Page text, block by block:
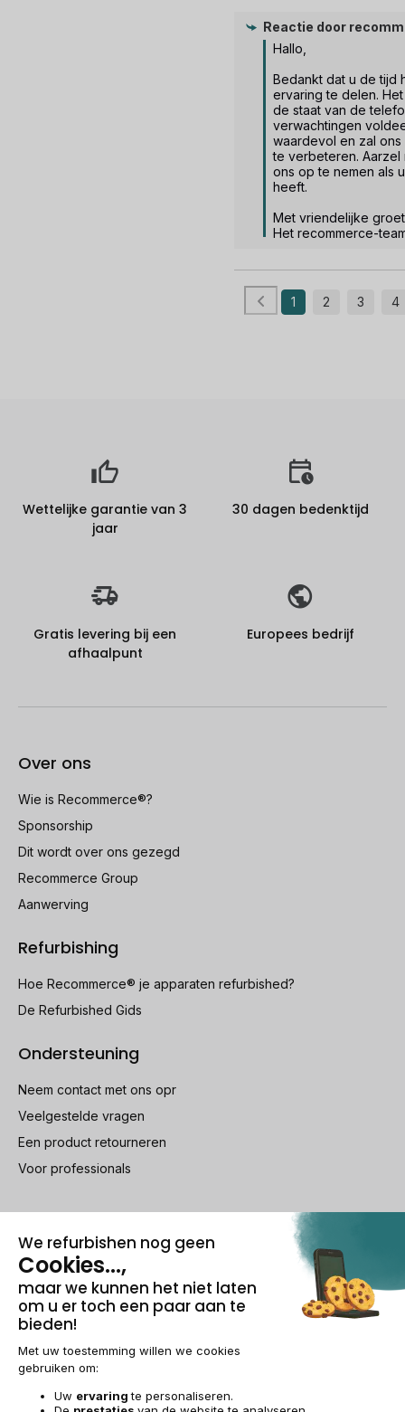
Reactie door
Hallo,
Bedankt dat u de tijd
ervaring te delen.
de staat van de
verwachtingen
waardevol en zal
te verbeteren. Aarzel
ons op te nemen als
heeft.
Met vriendelijke
Het recommerce-
1 2 3 4
Wettelijke garantie van 3
jaar
30 dagen bedenktijd
Gratis levering bij een
afhaalpunt
Europees bedrijf
Over ons
Wie is Recommerce®?
Sponsorship
Dit wordt over ons gezegd
Recommerce Group
Aanwerving
Refurbishing
Hoe Recommerce® je apparaten refurbished?
De Refurbished Gids
Ondersteuning
Neem contact met ons opr
Veelgestelde vragen
Een product retourneren
Voor professionals
100% beveiligde betaling
Wettelijke vermeldingen & AGBeheer van cookies
Algemene verkoopvoorwaarden
Toegankelijkheid